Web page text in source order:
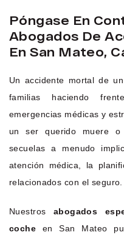
Póngase En
Abogados De
En San Mateo,
Un accidente mortal de
familias haciendo
emergencias médicas y
un ser querido muere o
secuelas a menudo
atención médica, la
relacionados con el seguro.
Nuestros abogados
coche en San Mateo